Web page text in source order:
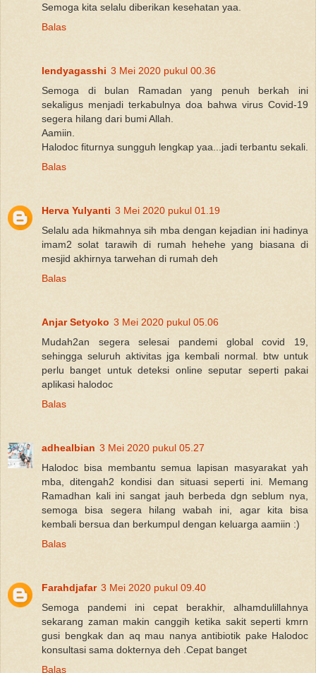
Semoga kita selalu diberikan kesehatan yaa.
Balas
lendyagasshi 3 Mei 2020 pukul 00.36
Semoga di bulan Ramadan yang penuh berkah ini
sekaligus menjadi terkabulnya doa bahwa virus Covid-19
segera hilang dari bumi Allah.
Aamiin.
Halodoc fiturnya sungguh lengkap yaa...jadi terbantu sekali.
Balas
Herva Yulyanti 3 Mei 2020 pukul 01.19
Selalu ada hikmahnya sih mba dengan kejadian ini hadinya
imam2 solat tarawih di rumah hehehe yang biasana di
mesjid akhirnya tarwehan di rumah deh
Balas
Anjar Setyoko 3 Mei 2020 pukul 05.06
Mudah2an segera selesai pandemi global covid 19,
sehingga seluruh aktivitas jga kembali normal. btw untuk
perlu banget untuk deteksi online seputar seperti pakai
aplikasi halodoc
Balas
adhealbian 3 Mei 2020 pukul 05.27
Halodoc bisa membantu semua lapisan masyarakat yah
mba, ditengah2 kondisi dan situasi seperti ini. Memang
Ramadhan kali ini sangat jauh berbeda dgn seblum nya,
semoga bisa segera hilang wabah ini, agar kita bisa
kembali bersua dan berkumpul dengan keluarga aamiin :)
Balas
Farahdjafar 3 Mei 2020 pukul 09.40
Semoga pandemi ini cepat berakhir, alhamdulillahnya
sekarang zaman makin canggih ketika sakit seperti kmrn
gusi bengkak dan aq mau nanya antibiotik pake Halodoc
konsultasi sama dokternya deh .Cepat banget
Balas